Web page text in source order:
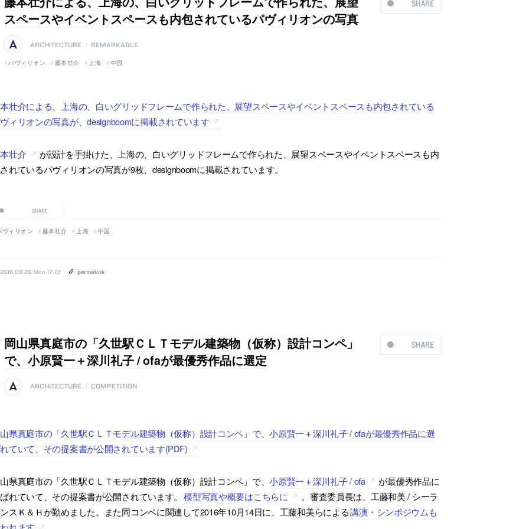
SHARE
スペースやイベントスペースも内包されているパヴィリオンの写真
ARCHITECTURE | REMARKABLE
パヴィリオン 藤本壮介 上海 中国
壮介による、上海の、白いグリッドフレームで作られた、展望スペースやイベントスペースも内包されている
ィリオンの写真が、designboomに掲載されています
壮介
が設計を手掛けた、上海の、白いグリッドフレームで作られた、展望スペースやイベントスペースも内
れているパヴィリオンの写真が9枚、designboomに掲載されています。
SHARE
ヴィリオン 藤本壮介 上海 中国
2016.09.26 Mon 17:10 permalink
SHARE
岡山県真庭市の「久世駅ＣＬＴモデル建築物（仮称）設計コンペ」
で、小原賢一＋深川礼子 / ofaが最優秀作品に選定
ARCHITECTURE COMPETITION
県真庭市の「久世駅ＣＬＴモデル建築物（仮称）設計コンペ」で、小原賢一＋深川礼子 / ofaが最優秀作品に選
ていて、その提案書が公開されています(PDF)
県真庭市の「久世駅ＣＬＴモデル建築物（仮称）設計コンペ」で、小原賢一＋深川礼子 / ofa
が最優秀作品に
れていて、その提案書が公開されています。 模型写真や概要はこちらに
。審査委員長は、工藤和美 / シーラ
スＫ＆Ｈが勤めました。また同コンペに関連して2016年10月14日に、工藤和美らによる講演・シンポジウムも